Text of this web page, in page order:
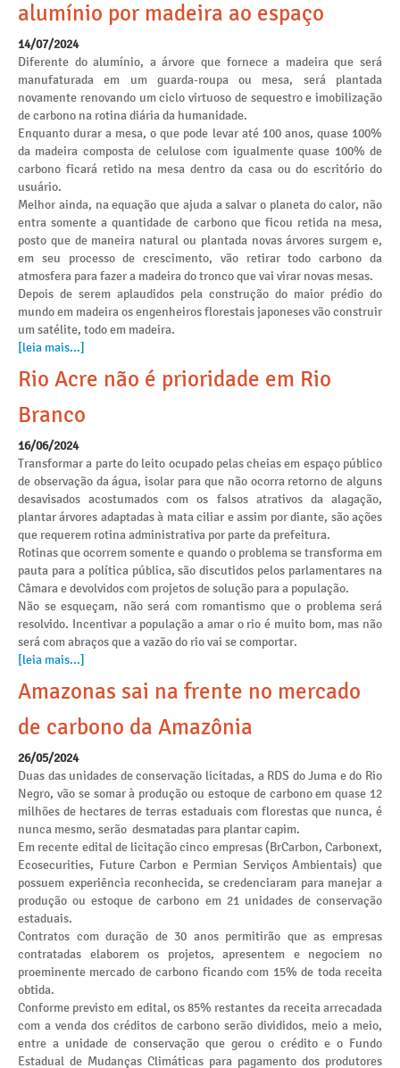
alumínio por madeira ao espaço
14/07/2024
Diferente do alumínio, a árvore que fornece a madeira que será
manufaturada em um guarda-roupa ou mesa, será plantada
novamente renovando um ciclo virtuoso de sequestro e imobilização
de carbono na rotina diária da humanidade.
Enquanto durar a mesa, o que pode levar até 100 anos, quase 100%
da madeira composta de celulose com igualmente quase 100% de
carbono ficará retido na mesa dentro da casa ou do escritório do
usuário.
Melhor ainda, na equação que ajuda a salvar o planeta do calor, não
entra somente a quantidade de carbono que ficou retida na mesa,
posto que de maneira natural ou plantada novas árvores surgem e,
em seu processo de crescimento, vão retirar todo carbono da
atmosfera para fazer a madeira do tronco que vai virar novas mesas.
Depois de serem aplaudidos pela construção do maior prédio do
mundo em madeira os engenheiros florestais japoneses vão construir
um satélite, todo em madeira.
[leia mais...]
Rio Acre não é prioridade em Rio
Branco
16/06/2024
Transformar a parte do leito ocupado pelas cheias em espaço público
de observação da água, isolar para que não ocorra retorno de alguns
desavisados acostumados com os falsos atrativos da alagação,
plantar árvores adaptadas à mata ciliar e assim por diante, são ações
que requerem rotina administrativa por parte da prefeitura.
Rotinas que ocorrem somente e quando o problema se transforma em
pauta para a política pública, são discutidos pelos parlamentares na
Câmara e devolvidos com projetos de solução para a população.
Não se esqueçam, não será com romantismo que o problema será
resolvido. Incentivar a população a amar o rio é muito bom, mas não
será com abraços que a vazão do rio vai se comportar.
[leia mais...]
Amazonas sai na frente no mercado
de carbono da Amazônia
26/05/2024
Duas das unidades de conservação licitadas, a RDS do Juma e do Rio
Negro, vão se somar à produção ou estoque de carbono em quase 12
milhões de hectares de terras estaduais com florestas que nunca, é
nunca mesmo, serão desmatadas para plantar capim.
Em recente edital de licitação cinco empresas (BrCarbon, Carbonext,
Ecosecurities, Future Carbon e Permian Serviços Ambientais) que
possuem experiência reconhecida, se credenciaram para manejar a
produção ou estoque de carbono em 21 unidades de conservação
estaduais.
Contratos com duração de 30 anos permitirão que as empresas
contratadas elaborem os projetos, apresentem e negociem no
proeminente mercado de carbono ficando com 15% de toda receita
obtida.
Conforme previsto em edital, os 85% restantes da receita arrecadada
com a venda dos créditos de carbono serão divididos, meio a meio,
entre a unidade de conservação que gerou o crédito e o Fundo
Estadual de Mudanças Climáticas para pagamento dos produtores